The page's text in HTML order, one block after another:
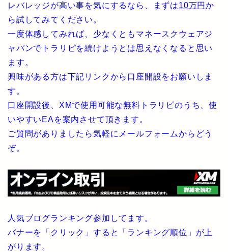
レバレッジが高い事を気にするなら、まずは10万円か
ら試してみてください。
一度体感してみれば、少なくともマネースクウェアジ
ャパンでトラリピを続けようとは思えなくなると思い
ます。
興味がある方は下記リンクから口座開設をお願いしま
す。
口座開設後、XMで使用可能な無料トラリピのうち、使
いやすいEAを案内させて頂きます。
ご質問がありましたら気軽にメールフォームからどう
ぞ。
人気ブログランキング参加してます。
バナーを「クリック」すると「ランキング順位」が上
がります。